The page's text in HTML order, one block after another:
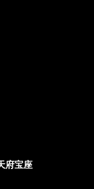
府宝座